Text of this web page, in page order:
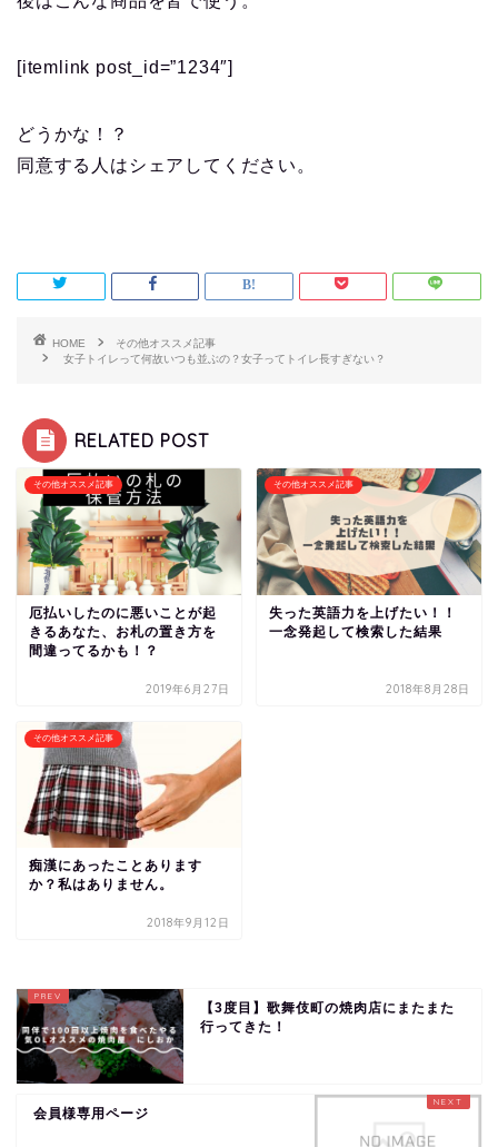
[itemlink post_id=”1234″]
どうかな！？
同意する人はシェアしてください。
HOME
その他オススメ記事
女子トイレって何故いつも並ぶの？女子ってトイレ長すぎない？
RELATED POST
その他オススメ記事
厄払いしたのに悪いことが起
きるあなた、お札の置き方を
間違ってるかも！？
2019年6月27日
その他オススメ記事
失った英語力を上げたい！！
一念発起して検索した結果
2018年8月28日
その他オススメ記事
痴漢にあったことあります
か？私はありません。
2018年9月12日
【3度目】歌舞伎町の焼肉店にまたまた
行ってきた！
会員様専用ページ